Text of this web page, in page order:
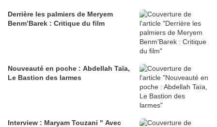
Derrière les palmiers de Meryem
Benm’Barek : Critique du film
Nouveauté en poche : Abdellah Taïa,
Le Bastion des larmes
Interview : Maryam Touzani " Avec